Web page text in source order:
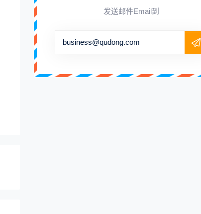
发送邮件Email到
business@qudong.com